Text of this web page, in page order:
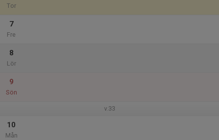
Tor
7
Fre
8
Lör
9
Sön
v.33
10
Mån